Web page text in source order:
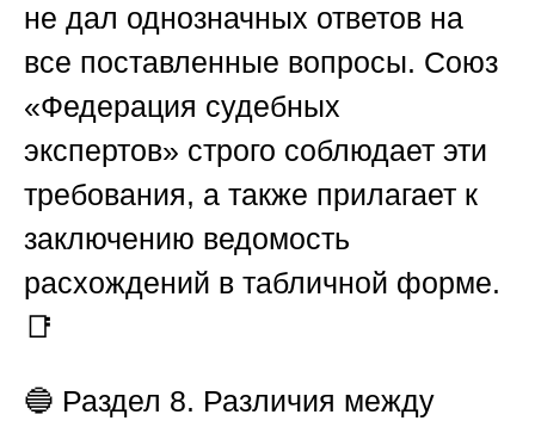
не дал однозначных ответов на
все поставленные вопросы. Союз
«Федерация судебных
экспертов» строго соблюдает эти
требования, а также прилагает к
заключению ведомость
расхождений в табличной форме.
📑
🔵 Раздел 8. Различия между